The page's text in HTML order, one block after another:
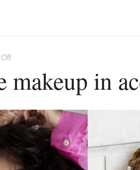
on
sunt
trendurile
makeup
in
sezon
in